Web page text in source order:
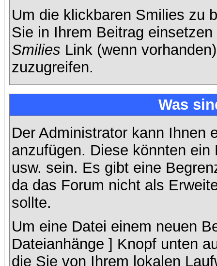
Um die klickbaren Smilies zu
Sie in Ihrem Beitrag
Smilies Link (wenn
zuzugreifen.
Was
Der Administrator kann Ihnen
anzufügen. Diese könnten
usw. sein. Es gibt eine
da das Forum nicht als
sollte.
Um eine Datei einem neuen
Dateianhänge ] Knopf unten
die Sie von Ihrem lokalen